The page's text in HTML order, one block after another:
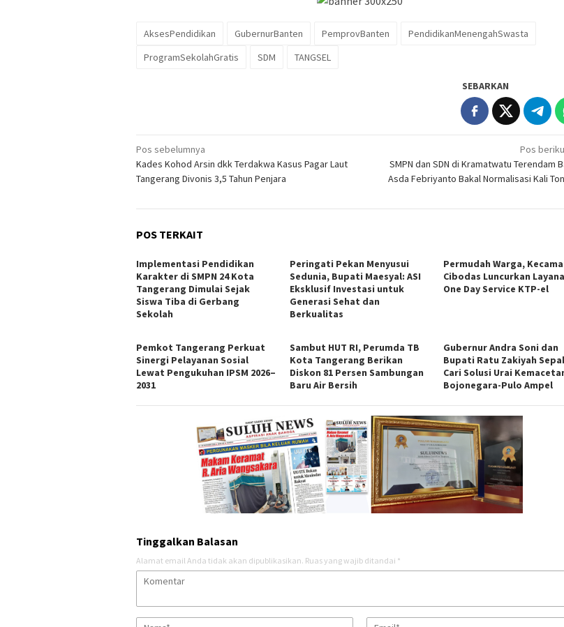
AksesPendidikan GubernurBanten PemprovBanten
PendidikanMenengahSwasta
ProgramSekolahGratis
SDM TANGSEL
SEBARKAN
Navigasi
pos
Pos sebelumnya
Kades Kohod Arsin dkk Terdakwa Kasus Pagar Laut
Tangerang Divonis 3,5 Tahun Penjara
Pos
SMPN dan SDN di Kramatwatu Terendam
Asda Febriyanto Bakal Normalisasi Kali
POS TERKAIT
Implementasi Pendidikan
Karakter di SMPN 24 Kota
Tangerang Dimulai Sejak
Siswa Tiba di Gerbang
Sekolah
Peringati Pekan Menyusui
Sedunia, Bupati Maesyal: ASI
Eksklusif Investasi untuk
Generasi Sehat dan
Berkualitas
Permudah Warga,
Cibodas Luncurkan
One Day Service KTP-el
Pemkot Tangerang Perkuat
Sinergi Pelayanan Sosial
Lewat Pengukuhan IPSM 2026–
2031
Sambut HUT RI, Perumda TB
Kota Tangerang Berikan
Diskon 81 Persen Sambungan
Baru Air Bersih
Gubernur Andra Soni dan
Bupati Ratu Zakiyah
Cari Solusi Urai
Bojonegara-Pulo Ampel
Tinggalkan Balasan
Alamat email Anda tidak akan dipublikasikan. Ruas yang wajib ditandai *